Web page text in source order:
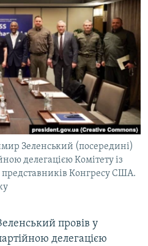
Зеленський (посередині)
делегацією Комітету із
Конгресу США.
провів у
делегацією